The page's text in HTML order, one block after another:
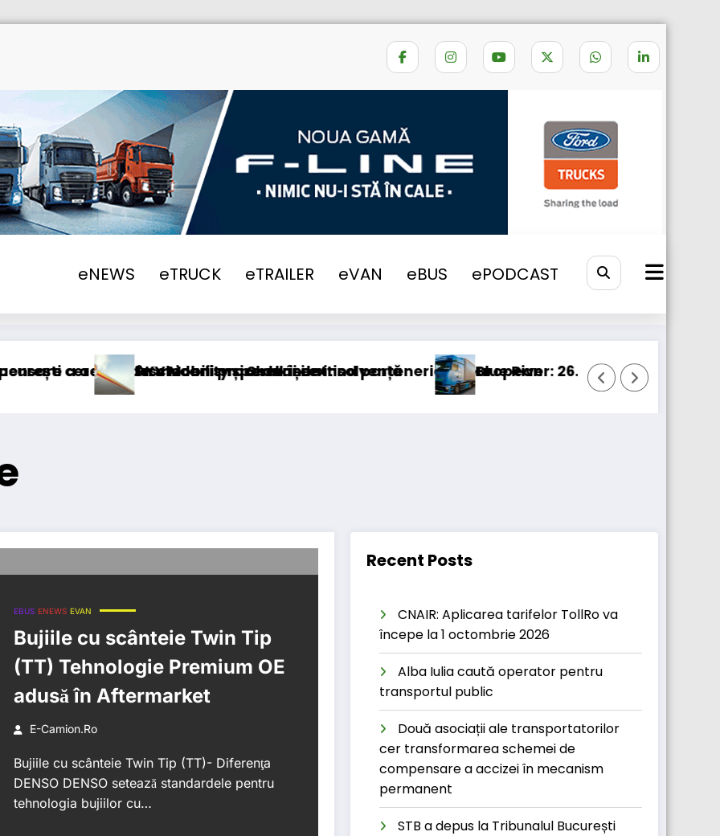
eNEWS eTRUCK eTRAILER eVAN eBUS ePODCAST
aprindere
în mecanism permanent
deschiderii procedurii de insolvență
DKV Mobility și Shell își extind parteneriatul europeanBlue River: 26.123 km cu un camion 100%
EBUS ENEWS EVAN
Bujiile cu scânteie Twin Tip
(TT) Tehnologie Premium OE
adusă în Aftermarket
E-Camion.ro
Bujiile cu scânteie Twin Tip (TT)- Diferenţa
DENSO DENSO setează standardele pentru
tehnologia bujiilor cu…
Recent Posts
CNAIR: Aplicarea tarifelor TollRo va
începe la 1 octombrie 2026
Alba Iulia caută operator pentru
transportul public
Două asociații ale transportatorilor
cer transformarea schemei de
compensare a accizei în mecanism
permanent
STB a depus la Tribunalul București